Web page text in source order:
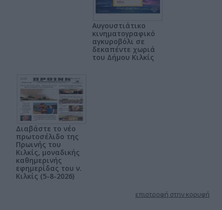
Αυγουστιάτικο
κινηματογραφικό
αγκυροβόλι σε
δεκαπέντε χωριά
του Δήμου Κιλκίς
Διαβάστε το νέο
πρωτοσέλιδο της
Πρωινής του
Κιλκίς, μοναδικής
καθημερινής
εφημερίδας του ν.
Κιλκίς (5-8-2026)
επιστροφή στην κορυφή